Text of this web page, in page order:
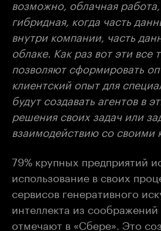
возможно, облачная
гибридная, когда часть
внутри компании, часть
облаке. Как раз вот эти все
позволяют сформировать
клиентский опыт для
будут создавать агентов в
решения своих задач или
взаимодействию со своими
79% крупных предприятий
использование в своих
сервисов генеративного
интеллекта из соображений
отмечают в «Сбере». Это